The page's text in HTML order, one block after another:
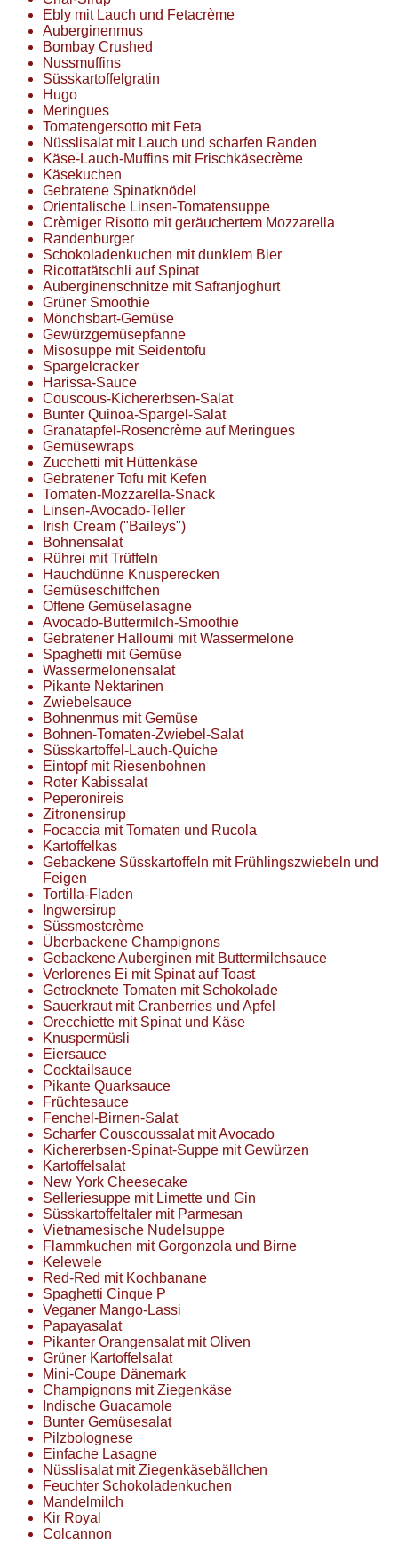
Ebly mit Lauch und Fetacrème
Auberginenmus
Bombay Crushed
Nussmuffins
Süsskartoffelgratin
Hugo
Meringues
Tomatengersotto mit Feta
Nüsslisalat mit Lauch und scharfen Randen
Käse-Lauch-Muffins mit Frischkäsecrème
Käsekuchen
Gebratene Spinatknödel
Orientalische Linsen-Tomatensuppe
Crèmiger Risotto mit geräuchertem Mozzarella
Randenburger
Schokoladenkuchen mit dunklem Bier
Ricottatätschli auf Spinat
Auberginenschnitze mit Safranjoghurt
Grüner Smoothie
Mönchsbart-Gemüse
Gewürzgemüsepfanne
Misosuppe mit Seidentofu
Spargelcracker
Harissa-Sauce
Couscous-Kichererbsen-Salat
Bunter Quinoa-Spargel-Salat
Granatapfel-Rosencrème auf Meringues
Gemüsewraps
Zucchetti mit Hüttenkäse
Gebratener Tofu mit Kefen
Tomaten-Mozzarella-Snack
Linsen-Avocado-Teller
Irish Cream ("Baileys")
Bohnensalat
Rührei mit Trüffeln
Hauchdünne Knusperecken
Gemüseschiffchen
Offene Gemüselasagne
Avocado-Buttermilch-Smoothie
Gebratener Halloumi mit Wassermelone
Spaghetti mit Gemüse
Wassermelonensalat
Pikante Nektarinen
Zwiebelsauce
Bohnenmus mit Gemüse
Bohnen-Tomaten-Zwiebel-Salat
Süsskartoffel-Lauch-Quiche
Eintopf mit Riesenbohnen
Roter Kabissalat
Peperonireis
Zitronensirup
Focaccia mit Tomaten und Rucola
Kartoffelkas
Gebackene Süsskartoffeln mit Frühlingszwiebeln und
Feigen
Tortilla-Fladen
Ingwersirup
Süssmostcrème
Überbackene Champignons
Gebackene Auberginen mit Buttermilchsauce
Verlorenes Ei mit Spinat auf Toast
Getrocknete Tomaten mit Schokolade
Sauerkraut mit Cranberries und Apfel
Orecchiette mit Spinat und Käse
Knuspermüsli
Eiersauce
Cocktailsauce
Pikante Quarksauce
Früchtesauce
Fenchel-Birnen-Salat
Scharfer Couscoussalat mit Avocado
Kichererbsen-Spinat-Suppe mit Gewürzen
Kartoffelsalat
New York Cheesecake
Selleriesuppe mit Limette und Gin
Süsskartoffeltaler mit Parmesan
Vietnamesische Nudelsuppe
Flammkuchen mit Gorgonzola und Birne
Kelewele
Red-Red mit Kochbanane
Spaghetti Cinque P
Veganer Mango-Lassi
Papayasalat
Pikanter Orangensalat mit Oliven
Grüner Kartoffelsalat
Mini-Coupe Dänemark
Champignons mit Ziegenkäse
Indische Guacamole
Bunter Gemüsesalat
Pilzbolognese
Einfache Lasagne
Nüsslisalat mit Ziegenkäsebällchen
Feuchter Schokoladenkuchen
Mandelmilch
Kir Royal
Colcannon